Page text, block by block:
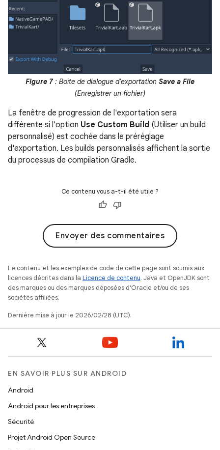
Figure 7: Boîte de dialogue d'exportation Save a File
(Enregistrer un fichier)
La fenêtre de progression de l'exportation sera
différente si l'option Use Custom Build (Utiliser un build
personnalisé) est cochée dans le préréglage
d'exportation. Les builds personnalisés affichent la sortie
du processus de compilation Gradle.
Ce contenu vous a-t-il été utile ?
Envoyer des commentaires
Le contenu et les exemples de code de cette page sont soumis aux
licences décrites dans la Licence de contenu. Java et OpenJDK sont
des marques ou des marques déposées d'Oracle et/ou de ses
sociétés affiliées.
Dernière mise à jour le 2026/02/28 (UTC).
EN SAVOIR PLUS SUR ANDROID
Android
Android pour les entreprises
Sécurité
Projet Android Open Source